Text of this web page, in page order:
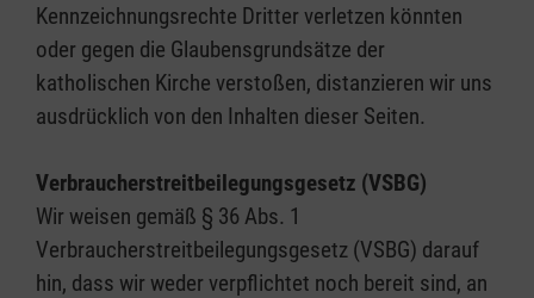
Kennzeichnungsrechte Dritter verletzen könnten
oder gegen die Glaubensgrundsätze der
katholischen Kirche verstoßen, distanzieren wir uns
ausdrücklich von den Inhalten dieser Seiten.
Verbraucherstreitbeilegungsgesetz (VSBG)
Wir weisen gemäß § 36 Abs. 1
Verbraucherstreitbeilegungsgesetz (VSBG) darauf
hin, dass wir weder verpflichtet noch bereit sind, an